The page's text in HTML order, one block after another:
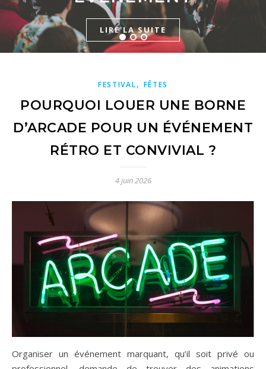
LIRE LA SUITE
LIRE LA SUITE
GARDIENNAGE
LIRE LA SUITE
FESTIVAL, FÊTES
POURQUOI LOUER UNE BORNE
D’ARCADE POUR UN ÉVÉNEMENT
RÉTRO ET CONVIVIAL ?
4 juin 2026
Organiser un événement marquant, qu’il soit privé ou